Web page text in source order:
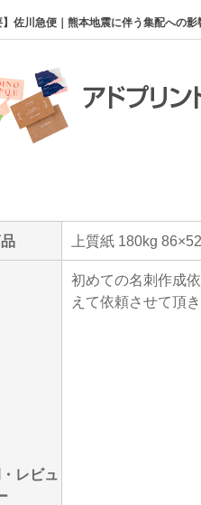
】佐川急便｜熊本地震に伴う集配への
上質紙 180kg
レビュ
初めての名刺作成
えて依頼させて頂